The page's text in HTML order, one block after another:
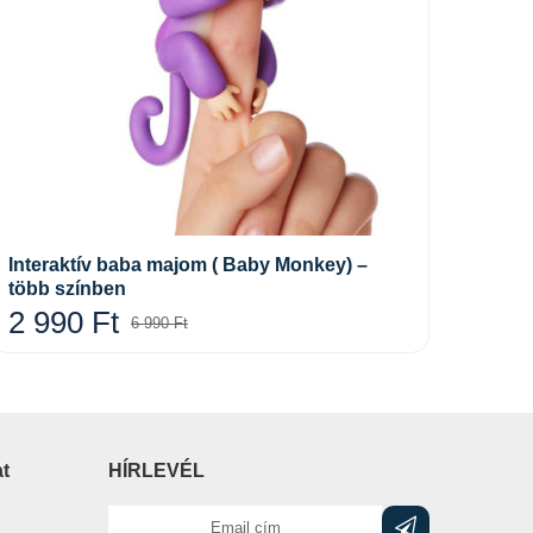
Opciók választása
Interaktív baba majom ( Baby Monkey) –
több színben
6 990Ft
2 990 Ft
HÍRLEVÉL